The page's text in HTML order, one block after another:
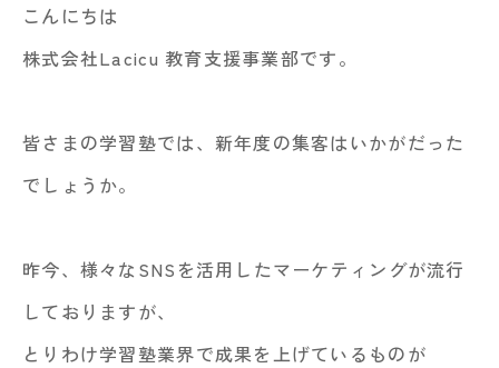
こんにちは
株式会社Lacicu 教育支援事業部です。
皆さまの学習塾では、新年度の集客はいかがだった
でしょうか。
昨今、様々なSNSを活用したマーケティングが流行
しておりますが、
とりわけ学習塾業界で成果を上げているものが